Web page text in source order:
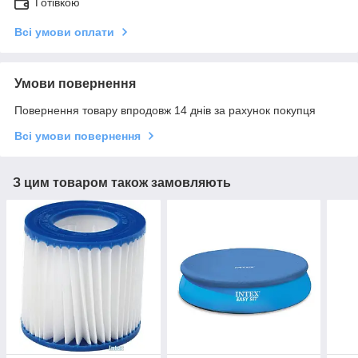
Готівкою
Всі умови оплати
Умови повернення
Повернення товару впродовж 14 днів за рахунок покупця
Всі умови повернення
З цим товаром також замовляють